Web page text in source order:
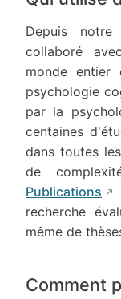
Depuis
collaboré
monde entier
psychologie
par la
centaines
dans toutes
de
Publications
recherche
même de
Comment